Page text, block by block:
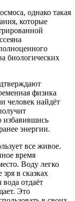
однако такая
которые
биологических
физика
человек найдёт
избавившись
энергии.
все живое.
время
Воду легко
в сказках
отдаёт
Это